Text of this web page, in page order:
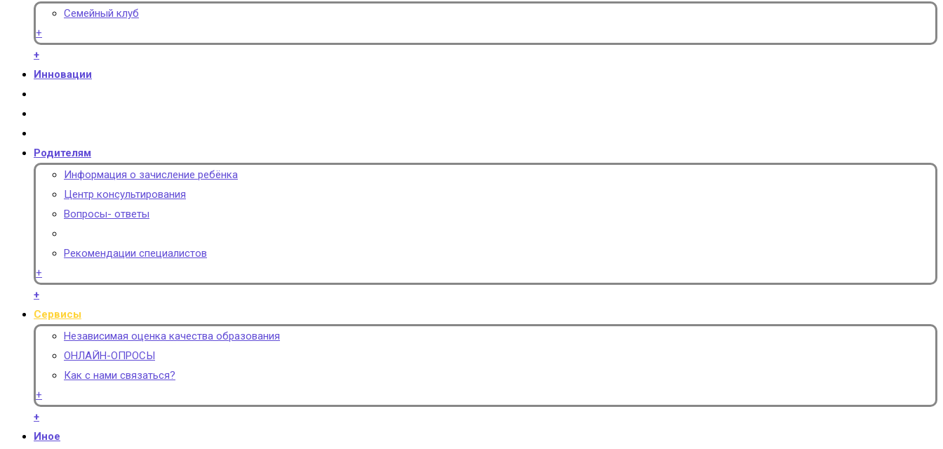
Семейный клуб
+
+
Инновации
Родителям
Информация о зачисление ребёнка
Центр консультирования
Вопросы- ответы
Рекомендации специалистов
+
+
Сервисы
Независимая оценка качества образования
ОНЛАЙН-ОПРОСЫ
Как с нами связаться?
+
+
Иное